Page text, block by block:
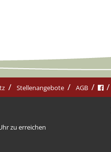
Stellenangebote AGB
zu erreichen